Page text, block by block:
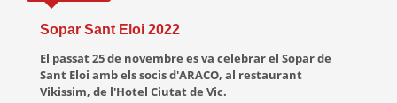
Sopar Sant Eloi 2022
El passat 25 de novembre es va celebrar el Sopar de
Sant Eloi amb els socis d'ARACO, al restaurant
Vikissim, de l'Hotel Ciutat de Vic.